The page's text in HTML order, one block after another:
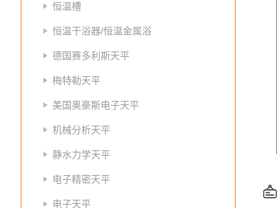
恒温槽
恒温干浴器/恒温金属浴
德国赛多利斯天平
梅特勒天平
美国奥豪斯电子天平
机械分析天平
静水力学天平
电子精密天平
电子天平